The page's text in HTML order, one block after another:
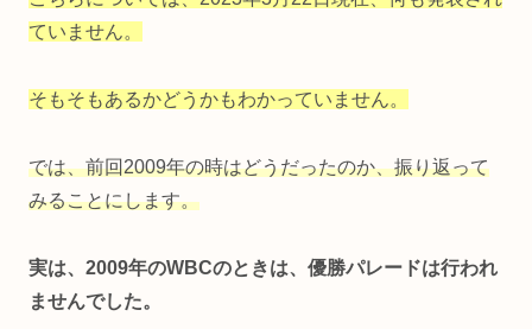
ていません。
そもそもあるかどうかもわかっていません。
では、前回2009年の時はどうだったのか、振り返って
みることにします。
実は、2009年のWBCのときは、優勝パレードは行われ
ませんでした。